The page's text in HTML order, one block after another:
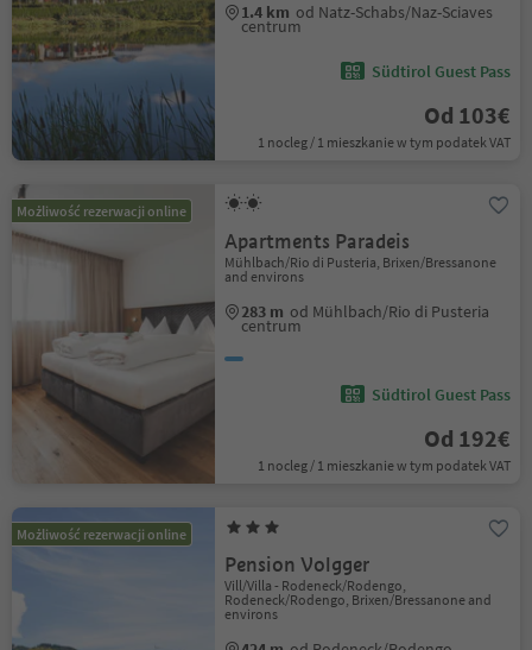
1.4 km od Natz-Schabs/Naz-Sciaves
centrum
Südtirol Guest Pass
Od 103€
1 nocleg / 1 mieszkanie w tym podatek VAT
Możliwość rezerwacji online
Apartments Paradeis
Mühlbach/Rio di Pusteria, Brixen/Bressanone
and environs
283 m od Mühlbach/Rio di Pusteria
centrum
Südtirol Guest Pass
Od 192€
1 nocleg / 1 mieszkanie w tym podatek VAT
Możliwość rezerwacji online
Pension Volgger
Vill/Villa - Rodeneck/Rodengo,
Rodeneck/Rodengo, Brixen/Bressanone and
environs